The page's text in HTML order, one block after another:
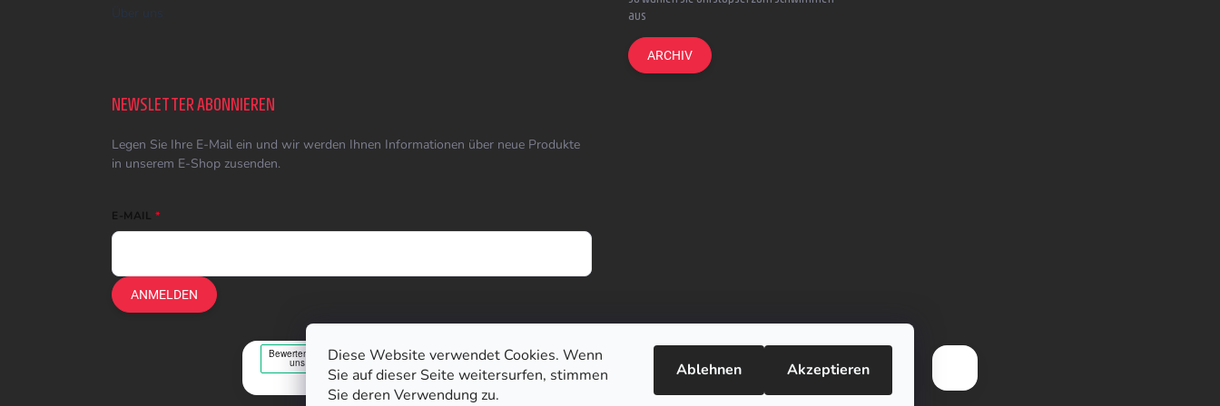
Diese Website verwendet Cookies. Wenn
Sie auf dieser Seite weitersurfen, stimmen
Sie deren Verwendung zu.
Ablehnen Akzeptieren
Über uns
aus
ARCHIV
NEWSLETTER ABONNIEREN
Legen Sie Ihre E-Mail ein und wir werden Ihnen Informationen über neue Produkte
in unserem E-Shop zusenden.
E-MAIL
ANMELDEN